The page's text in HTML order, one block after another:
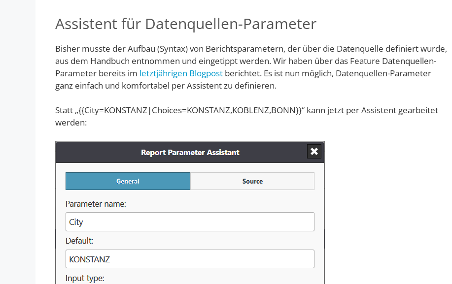
Assistent für Datenquellen-Parameter
Bisher musste der Aufbau (Syntax) von Berichtsparametern, der über die Datenquelle definiert wurde,
aus dem Handbuch entnommen und eingetippt werden. Wir haben über das Feature Datenquellen-
Parameter bereits im letztjährigen Blogpost berichtet. Es ist nun möglich, Datenquellen-Parameter
ganz einfach und komfortabel per Assistent zu definieren.
Statt „{{City=KONSTANZ|Choices=KONSTANZ,KOBLENZ,BONN}}“ kann jetzt per Assistent gearbeitet
werden: